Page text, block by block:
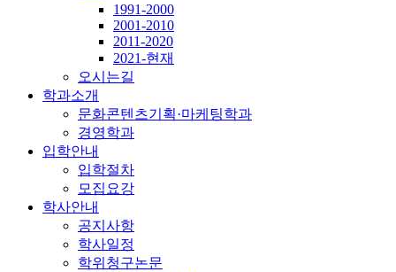
1991-2000
2001-2010
2011-2020
2021-현재
오시는길
학과소개
문화콘텐츠기획·마케팅학과
경영학과
입학안내
입학절차
모집요강
학사안내
공지사항
학사일정
학위청구논문